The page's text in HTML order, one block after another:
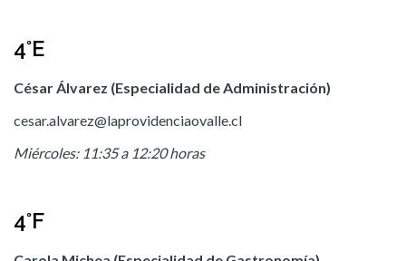
4°E
César Álvarez (Especialidad de Administración)
cesar.alvarez@laprovidenciaovalle.cl
Miércoles: 11:35 a 12:20 horas
4°F